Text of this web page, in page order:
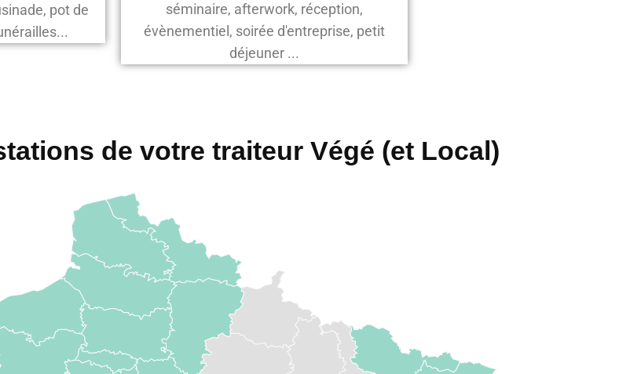
pot de
séminaire, afterwork, réception,
évènementiel, soirée d'entreprise, petit
déjeuner ...
de votre traiteur Végé (et Local)